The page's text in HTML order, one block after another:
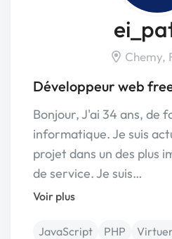
Chemy,
Développeur web
Bonjour, J'ai 34 ans, de
informatique. Je suis
projet dans un des plus
de service. Je suis…
Voir plus
JavaScript PHP